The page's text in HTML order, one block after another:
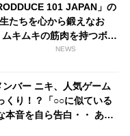
101 JAPAN」の
たちを心から鍛えなお
キムキの筋肉を持つボイ
レーナー「菅井秀憲」とは
NEWS
バー ニキ、人気ゲーム
くり！？「○○に似ている
本音を自ら告白・・ あま